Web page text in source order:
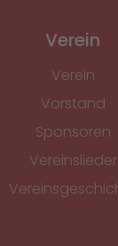
Verein
Verein
Vorstand
Sponsoren
Vereinslieder